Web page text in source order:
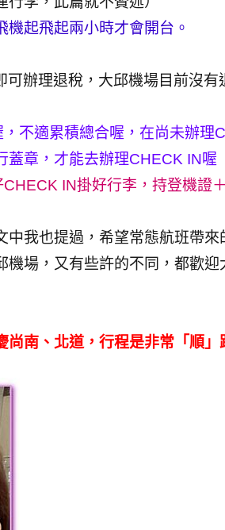
起飛起兩小時才會開台。
辦理退稅，大邱機場目前沒有
不適累積總合喔，在尚未辦理
章，才能去辦理CHECK IN喔
IN掛好行李，持登機證
中我也提過，希望常態航班帶
場，又有些許的不同，都歡
南、北道，行程是非常「順」